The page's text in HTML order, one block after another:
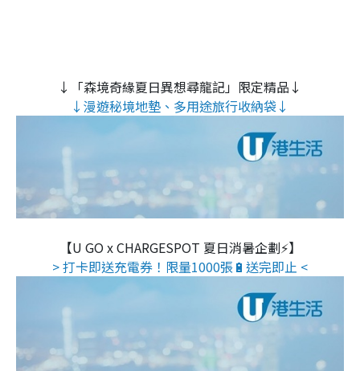
↓「森境奇緣夏日異想尋龍記」限定精品↓
↓漫遊秘境地墊、多用途旅行收納袋↓
【U GO x CHARGESPOT 夏日消暑企劃⚡】
> 打卡即送充電券！限量1000張🔋送完即止 <